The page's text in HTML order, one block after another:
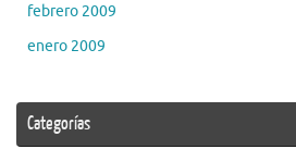
febrero 2009
enero 2009
Categorías